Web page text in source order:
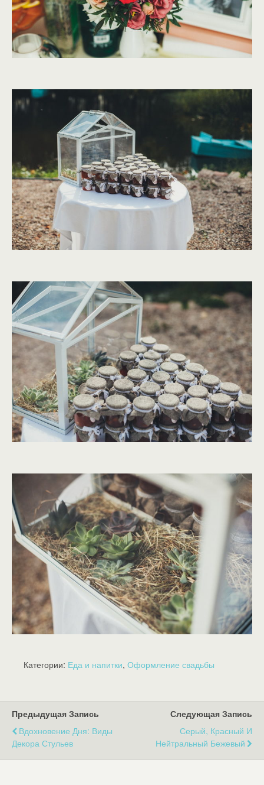
Категории: Еда и напитки, Оформление свадьбы
Предыдущая Запись
Вдохновение Дня: Виды
Декора Стульев
Следующая Запись
Серый, Красный И
Нейтральный Бежевый